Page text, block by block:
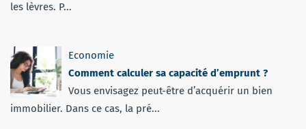
les lèvres. P...
Economie
Comment calculer sa capacité d’emprunt ?
Vous envisagez peut-être d’acquérir un bien
immobilier. Dans ce cas, la pré...